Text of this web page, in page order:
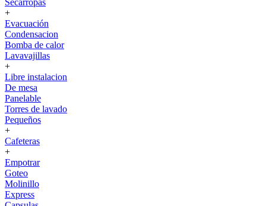
Secarropas
+
Evacuación
Condensacion
Bomba de calor
Lavavajillas
+
Libre instalacion
De mesa
Panelable
Torres de lavado
Pequeños
+
Cafeteras
+
Empotrar
Goteo
Molinillo
Express